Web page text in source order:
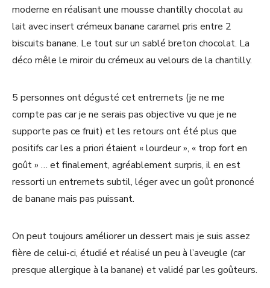
moderne en réalisant une mousse chantilly chocolat au
lait avec insert crémeux banane caramel pris entre 2
biscuits banane. Le tout sur un sablé breton chocolat. La
déco mêle le miroir du crémeux au velours de la chantilly.
5 personnes ont dégusté cet entremets (je ne me
compte pas car je ne serais pas objective vu que je ne
supporte pas ce fruit) et les retours ont été plus que
positifs car les a priori étaient « lourdeur », « trop fort en
goût » … et finalement, agréablement surpris, il en est
ressorti un entremets subtil, léger avec un goût prononcé
de banane mais pas puissant.
On peut toujours améliorer un dessert mais je suis assez
fière de celui-ci, étudié et réalisé un peu à l’aveugle (car
presque allergique à la banane) et validé par les goûteurs.